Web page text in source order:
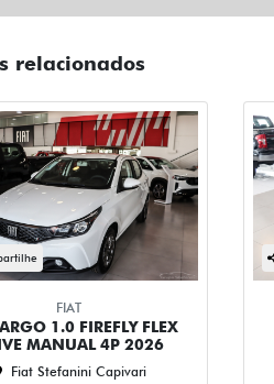
relacionados
FIAT
1.0 FIREFLY FLEX
MANUAL 4P 2026
Fiat Stefanini Capivari